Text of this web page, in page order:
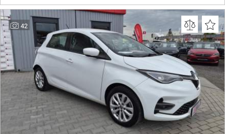
42